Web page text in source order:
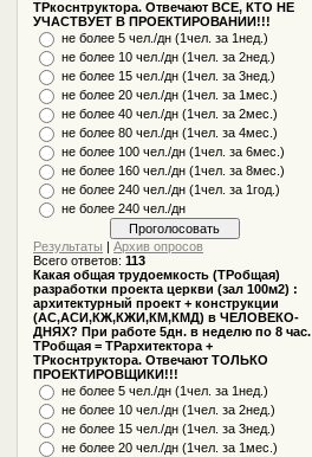
ТРкоснтруктора. Отвечают ВСЕ, КТО НЕ
УЧАСТВУЕТ В ПРОЕКТИРОВАНИИ!!!
не более 5 чел./дн (1чел. за 1нед.)
не более 10 чел./дн (1чел. за 2нед.)
не более 15 чел./дн (1чел. за 3нед.)
не более 20 чел./дн (1чел. за 1мес.)
не более 40 чел./дн (1чел. за 2мес.)
не более 80 чел./дн (1чел. за 4мес.)
не более 100 чел./дн (1чел. за 6мес.)
не более 160 чел./дн (1чел. за 8мес.)
не более 240 чел./дн (1чел. за 1год.)
не более 240 чел./дн
Результаты |Архив опросов
Всего ответов:113
Какая общая трудоемкость (ТРобщая)
разработки проекта церкви (зал 100м2) :
архитектурный проект + конструкции
(АС,АСИ,КЖ,КЖИ,КМ,КМД) в ЧЕЛОВЕКО-
ДНЯХ? При работе 5дн. в неделю по 8 час.
ТРобщая = ТРархитектора +
ТРкоснтруктора. Отвечают ТОЛЬКО
ПРОЕКТИРОВЩИКИ!!!
не более 5 чел./дн (1чел. за 1нед.)
не более 10 чел./дн (1чел. за 2нед.)
не более 15 чел./дн (1чел. за 3нед.)
не более 20 чел./дн (1чел. за 1мес.)